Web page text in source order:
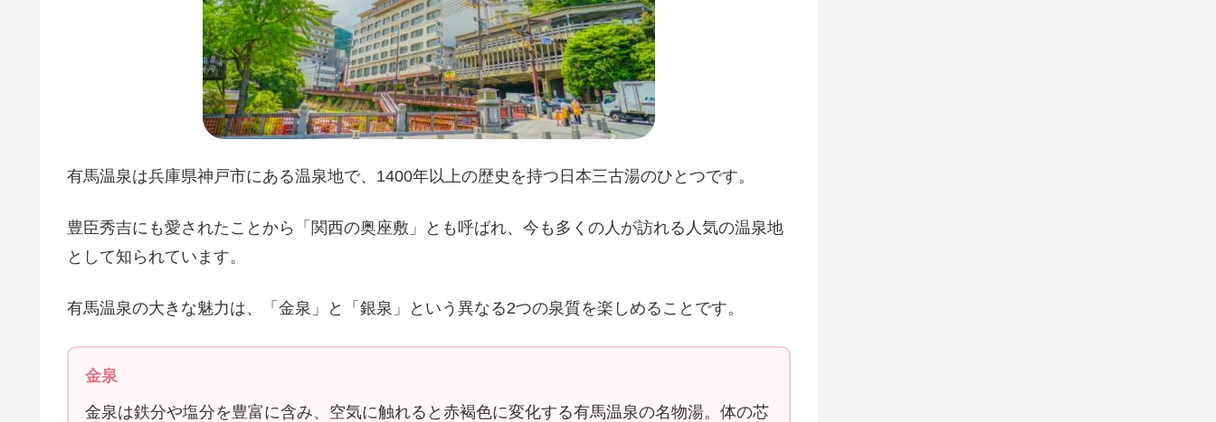
有馬温泉は兵庫県神戸市にある温泉地で、1400年以上の歴史を持つ日本三古湯のひとつです。
豊臣秀吉にも愛されたことから「関西の奥座敷」とも呼ばれ、今も多くの人が訪れる人気の温泉地
として知られています。
有馬温泉の大きな魅力は、「金泉」と「銀泉」という異なる2つの泉質を楽しめることです。
金泉
金泉は鉄分や塩分を豊富に含み、空気に触れると赤褐色に変化する有馬温泉の名物湯。体の芯